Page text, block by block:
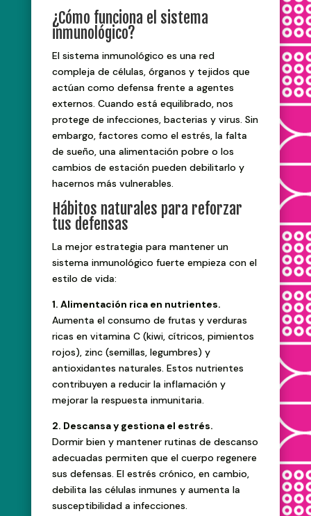
¿Cómo funciona el sistema
inmunológico?
El sistema inmunológico es una red
compleja de células, órganos y tejidos que
actúan como defensa frente a agentes
externos. Cuando está equilibrado, nos
protege de infecciones, bacterias y virus. Sin
embargo, factores como el estrés, la falta
de sueño, una alimentación pobre o los
cambios de estación pueden debilitarlo y
hacernos más vulnerables.
Hábitos naturales para reforzar
tus defensas
La mejor estrategia para mantener un
sistema inmunológico fuerte empieza con el
estilo de vida:
1. Alimentación rica en nutrientes.
Aumenta el consumo de frutas y verduras
ricas en vitamina C (kiwi, cítricos, pimientos
rojos), zinc (semillas, legumbres) y
antioxidantes naturales. Estos nutrientes
contribuyen a reducir la inflamación y
mejorar la respuesta inmunitaria.
2. Descansa y gestiona el estrés.
Dormir bien y mantener rutinas de descanso
adecuadas permiten que el cuerpo regenere
sus defensas. El estrés crónico, en cambio,
debilita las células inmunes y aumenta la
susceptibilidad a infecciones.